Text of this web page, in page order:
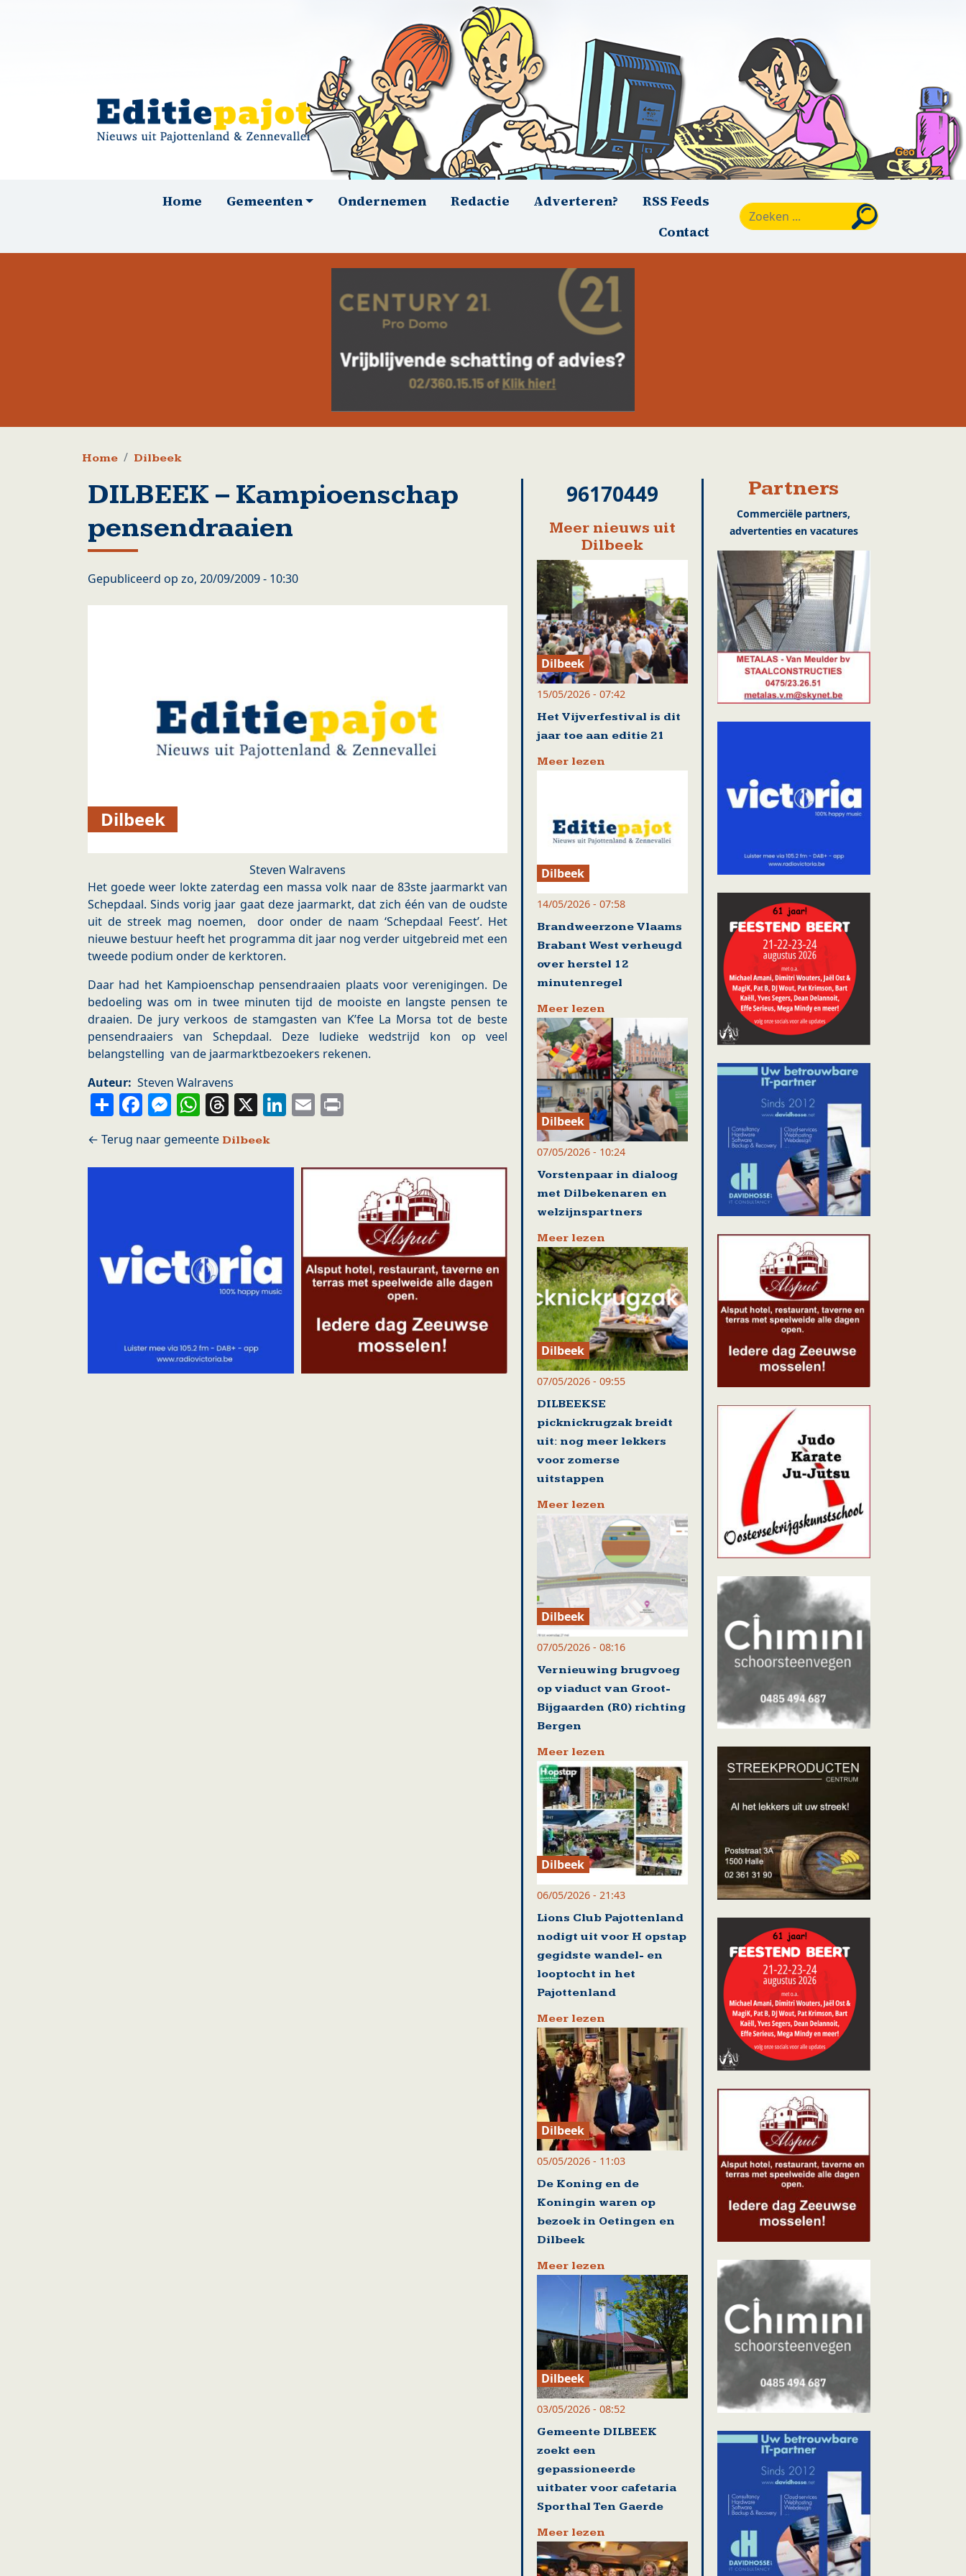
HoofdnavigatieHome Gemeenten Ondernemen Redactie Adverteren?
RSS Feeds
Contact
Kruimelpad
Home Dilbeek
DILBEEK – Kampioenschap
pensendraaien
Gepubliceerd op zo, 20/09/2009 - 10:30
Dilbeek
Steven Walravens
Het goede weer lokte zaterdag een massa volk naar de 83ste jaarmarkt van
Schepdaal. Sinds vorig jaar gaat deze jaarmarkt, dat zich één van de oudste
uit de streek mag noemen, door onder de naam ‘Schepdaal Feest’. Het
nieuwe bestuur heeft het programma dit jaar nog verder uitgebreid met een
tweede podium onder de kerktoren.
Daar had het Kampioenschap pensendraaien plaats voor verenigingen. De
bedoeling was om in twee minuten tijd de mooiste en langste pensen te
draaien. De jury verkoos de stamgasten van K’fee La Morsa tot de beste
pensendraaiers van Schepdaal. Deze ludieke wedstrijd kon op veel
belangstelling van de jaarmarktbezoekers rekenen.
Auteur Steven Walravens
ShareFacebook
Messenger
WhatsApp
Threads
X LinkedIn
Email
Dilbeek
96170449
Meer nieuws uit
Dilbeek
Dilbeek
15/05/2026 - 07:42
Het Vijverfestival is dit
jaar toe aan editie 21
Meer lezen
Dilbeek
14/05/2026 - 07:58
Brandweerzone Vlaams
Brabant West verheugd
over herstel 12
minutenregel
Meer lezen
Dilbeek
07/05/2026 - 10:24
Vorstenpaar in dialoog
met Dilbekenaren en
welzijnspartners
Meer lezen
Dilbeek
07/05/2026 - 09:55
DILBEEKSE
picknickrugzak breidt
uit: nog meer lekkers
voor zomerse
uitstappen
Meer lezen
Dilbeek
07/05/2026 - 08:16
Vernieuwing brugvoeg
op viaduct van Groot-
Bijgaarden (R0) richting
Bergen
Meer lezen
Dilbeek
06/05/2026 - 21:43
Lions Club Pajottenland
nodigt uit voor H opstap
gegidste wandel- en
looptocht in het
Pajottenland
Meer lezen
Dilbeek
05/05/2026 - 11:03
De Koning en de
Koningin waren op
bezoek in Oetingen en
Dilbeek
Meer lezen
Dilbeek
03/05/2026 - 08:52
Gemeente DILBEEK
zoekt een
gepassioneerde
uitbater voor cafetaria
Sporthal Ten Gaerde
Meer lezen
Partners
Commerciële partners,
advertenties en vacatures